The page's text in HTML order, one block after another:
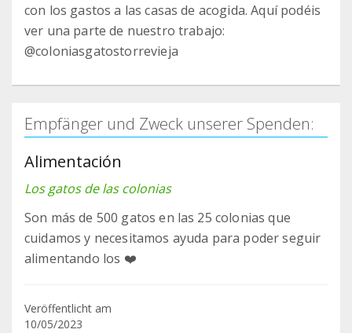
con los gastos a las casas de acogida. Aquí podéis
ver una parte de nuestro trabajo:
@coloniasgatostorrevieja
Empfänger und Zweck unserer Spenden:
Alimentación
Los gatos de las colonias
Son más de 500 gatos en las 25 colonias que
cuidamos y necesitamos ayuda para poder seguir
alimentando los ❤️
Veröffentlicht am
10/05/2023